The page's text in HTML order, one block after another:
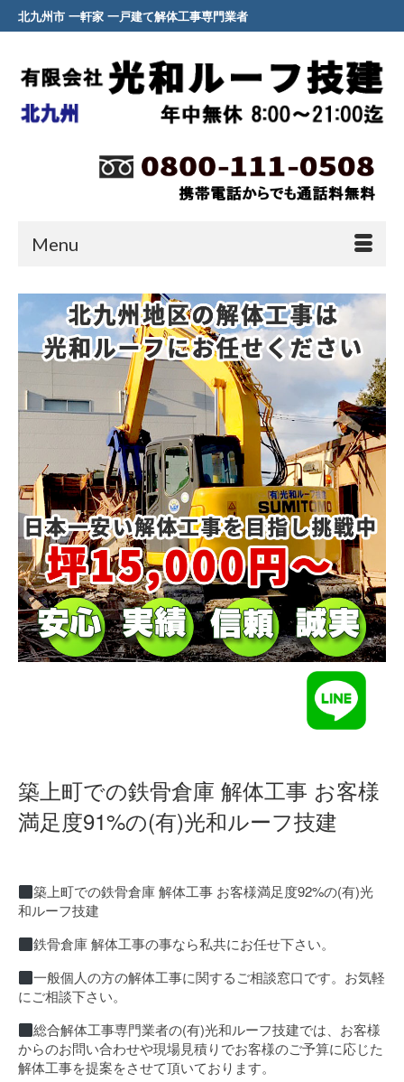
北九州市 一軒家 一戸建て解体工事専門業者
Menu
築上町での鉄骨倉庫 解体工事 お客様
満足度91%の(有)光和ルーフ技建
築上町での鉄骨倉庫 解体工事 お客様満足度92%の(有)光
和ルーフ技建
鉄骨倉庫 解体工事の事なら私共にお任せ下さい。
一般個人の方の解体工事に関するご相談窓口です。お気軽
にご相談下さい。
総合解体工事専門業者の(有)光和ルーフ技建では、お客様
からのお問い合わせや現場見積りでお客様のご予算に応じた
解体工事を提案をさせて頂いております。